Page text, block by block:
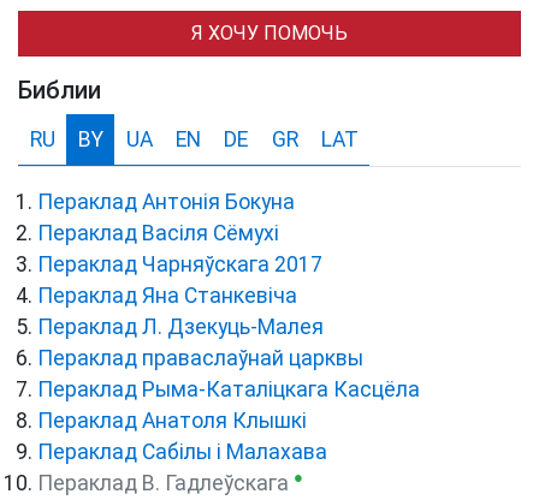
Я ХОЧУ ПОМОЧЬ
Библии
RU BY UA EN DE GR LAT
Пераклад Антонія Бокуна
Пераклад Васіля Сёмухі
Пераклад Чарняўскага 2017
Пераклад Яна Станкевіча
Пераклад Л. Дзекуць-Малея
Пераклад праваслаўнай царквы
Пераклад Рыма-Каталіцкага Касцёла
Пераклад Анатоля Клышкi
Пераклад Сабілы і Малахава
Пераклад В. Гадлеўскага ●